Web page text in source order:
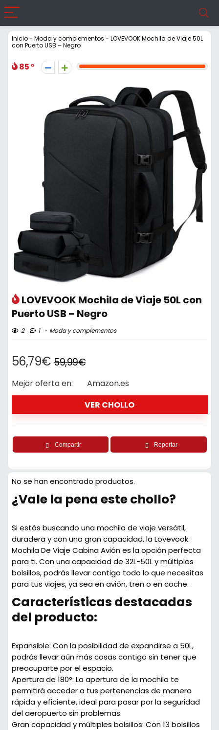
Inicio- Moda y complementos - LOVEVOOK Mochila de Viaje 50L
con Puerto USB – Negro
85
LOVEVOOK Mochila de Viaje 50L con
Puerto USB – Negro
2 1 Moda y complementos
56,79€ 59,99€
Mejor oferta en:
Amazon.es
VER CHOLLO
Compartir Reportar
No se han encontrado productos.
¿Vale la pena este chollo?
Si estás buscando una mochila de viaje versátil,
duradera y con una gran capacidad, laLovevook
Mochila De Viaje Cabina Aviónes la opción perfecta
para ti. Con una capacidad de 32L-50L y múltiples
bolsillos, podrás llevar contigo todo lo que necesitas
para tus viajes, ya sea en avión, tren o en coche.
Características destacadas
del producto:
Expansible: Con la posibilidad de expandirse a 50L,
podrás llevar aún más cosas contigo sin tener que
preocuparte por el espacio.
Apertura de 180°: La apertura de la mochila te
permitirá acceder a tus pertenencias de manera
rápida y eficiente, ideal para pasar por la seguridad
del aeropuerto sin problemas.
Gran capacidad y múltiples bolsillos: Con 13 bolsillos